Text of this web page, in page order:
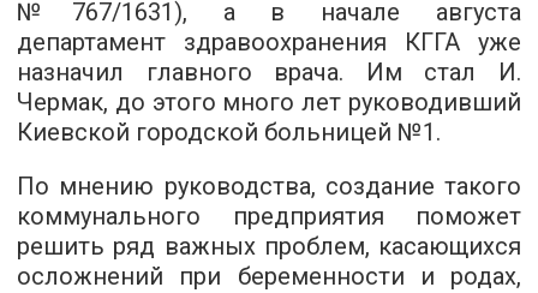
№767/1631), а в начале августа
департамент здравоохранения КГГА уже
назначил главного врача. Им стал И.
Чермак, до этого много лет руководивший
Киевской городской больницей №1.
По мнению руководства, создание такого
коммунального предприятия поможет
решить ряд важных проблем, касающихся
осложнений при беременности и родах,